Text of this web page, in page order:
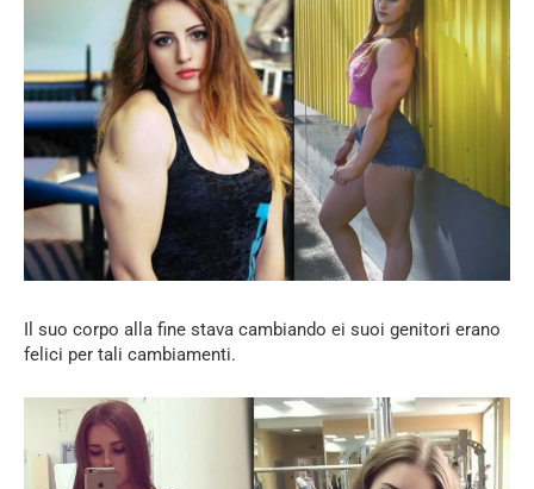
Il suo corpo alla fine stava cambiando ei suoi genitori erano
felici per tali cambiamenti.